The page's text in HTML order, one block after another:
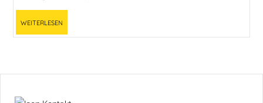
Weiterlesen